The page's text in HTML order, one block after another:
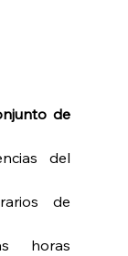
de
del
de
horas